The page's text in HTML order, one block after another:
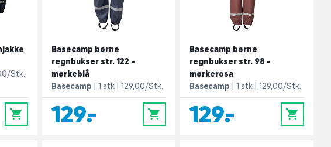
Stk.
0
Basecamp børne
regnbukser str. 122 -
mørkeblå
Basecamp
1 stk 129,00/Stk.
129,- 0
Basecamp børne
regnbukser str. 98 -
mørkerosa
Basecamp
1 stk 129,00/Stk.
129,- 0